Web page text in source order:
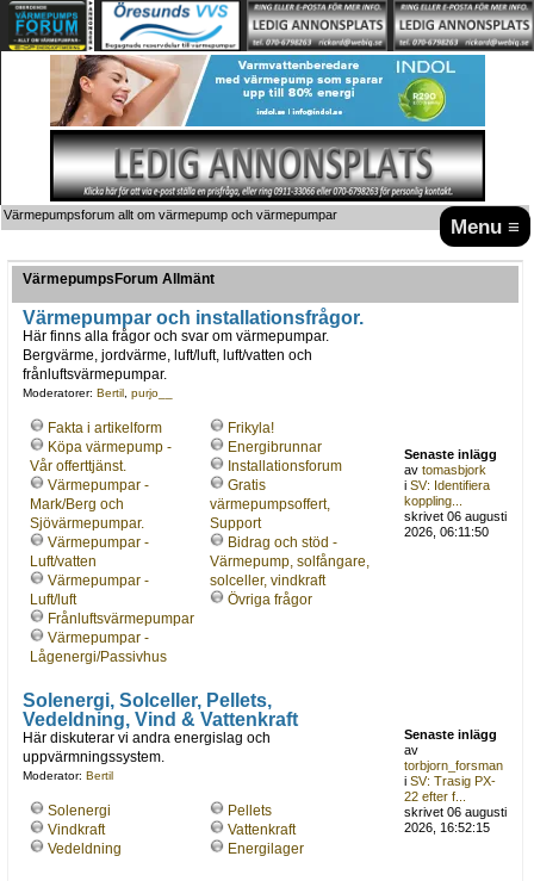
Menu ≡
Värmepumpsforum allt om värmepump och värmepumpar
VärmepumpsForum Allmänt
Värmepumpar och installationsfrågor.
Här finns alla frågor och svar om värmepumpar.
Bergvärme, jordvärme, luft/luft, luft/vatten och
frånluftsvärmepumpar.
Moderatorer: Bertil, purjo__
Fakta i artikelform
Köpa värmepump -
Vår offerttjänst.
Värmepumpar -
Mark/Berg och
Sjövärmepumpar.
Värmepumpar -
Luft/vatten
Värmepumpar -
Luft/luft
Frånluftsvärmepumpar
Värmepumpar -
Lågenergi/Passivhus
Frikyla!
Energibrunnar
Installationsforum
Gratis
värmepumpsoffert,
Support
Bidrag och stöd -
Värmepump, solfångare,
solceller, vindkraft
Övriga frågor
Senaste inlägg
avtomasbjork
iSV: Identifiera
koppling...
skrivet 06 augusti
2026, 06:11:50
Solenergi, Solceller, Pellets,
Vedeldning, Vind & Vattenkraft
Här diskuterar vi andra energislag och
uppvärmningssystem.
Moderator: Bertil
Solenergi
Vindkraft
Vedeldning
Pellets
Vattenkraft
Energilager
Senaste inlägg
av
torbjorn_forsman
iSV: Trasig PX-
22 efter f...
skrivet 06 augusti
2026, 16:52:15